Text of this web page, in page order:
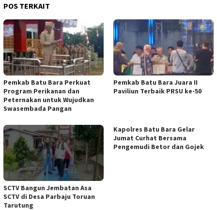
POS TERKAIT
Pemkab Batu Bara Perkuat
Program Perikanan dan
Peternakan untuk Wujudkan
Swasembada Pangan
Pemkab Batu Bara Juara II
Paviliun Terbaik PRSU ke-50
SCTV Bangun Jembatan Asa
SCTV di Desa Parbaju Toruan
Tarutung
Kapolres Batu Bara Gelar
Jumat Curhat Bersama
Pengemudi Betor dan Gojek